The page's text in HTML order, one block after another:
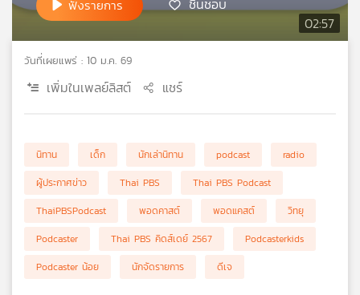
ข่าว
และ
กิจกรรม
เครือ
02:57
ฟังรายการ ชื่นชอบ
วันที่เผยแพร่ : 10 ม.ค. 69
เพิ่มในเพลย์ลิสต์ แชร์
นิทาน เด็ก นักเล่านิทาน podcast
radio
ผู้ประกาศข่าว
Thai PBS
Thai PBS Podcast
ThaiPBSPodcast
พอดคาสต์ พอดแคสต์
วิทยุ
Podcaster
Thai PBS คิดส์เดย์ 2567
Podcasterkids
Podcaster น้อย
นักจัดรายการ ดีเจ